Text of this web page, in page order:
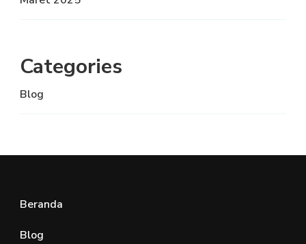
Categories
Blog
Beranda
Blog